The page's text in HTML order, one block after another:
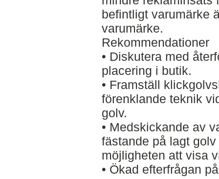
befintligt varumärke
varumärke.
Rekommendationer
• Diskutera med
placering i butik.
• Framställ
förenklande teknik
golv.
• Medskickande av
fästande på lagt
möjligheten att visa
• Ökad efterfrågan